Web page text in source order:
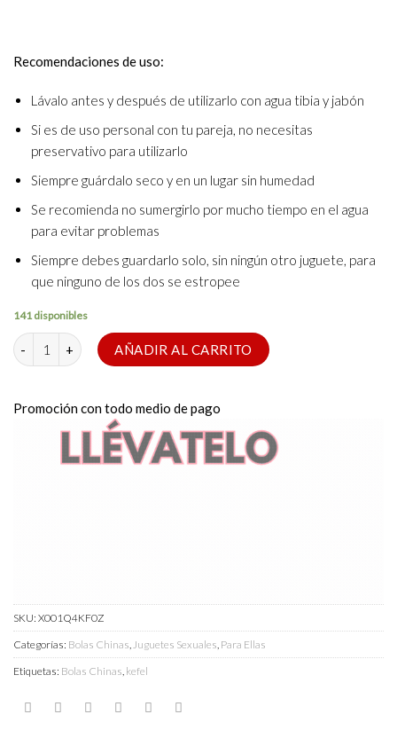
Recomendaciones de uso:
Lávalo antes y después de utilizarlo con agua tibia y jabón
Si es de uso personal con tu pareja, no necesitas
preservativo para utilizarlo
Siempre guárdalo seco y en un lugar sin humedad
Se recomienda no sumergirlo por mucho tiempo en el agua
para evitar problemas
Siempre debes guardarlo solo, sin ningún otro juguete, para
que ninguno de los dos se estropee
141 disponibles
Esferas kegel vibrador FOX BOLA M3 cantidad
AÑADIR AL CARRITO
Promoción con todo medio de pago
SKU: X001Q4KF0Z
Categorías: Bolas Chinas Juguetes Sexuales Para Ellas
Etiquetas: Bolas Chinas kefel